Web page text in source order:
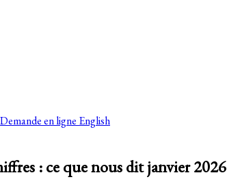
Demande en ligne English
: ce que nous dit janvier 2026